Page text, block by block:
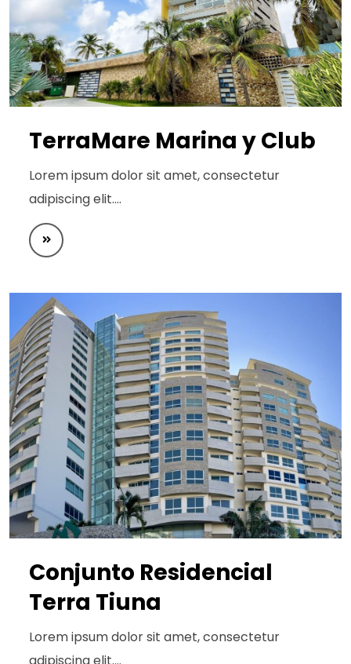
TerraMare Marina y Club
Lorem ipsum dolor sit amet, consectetur
adipiscing elit.…
Conjunto Residencial
Terra Tiuna
Lorem ipsum dolor sit amet, consectetur